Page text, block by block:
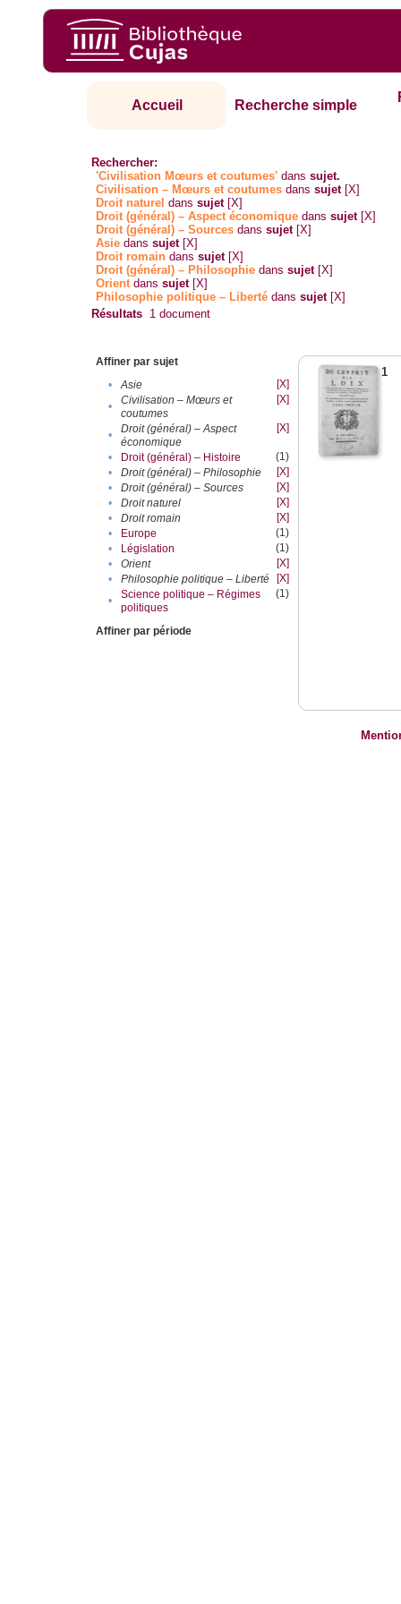
Accueil Recherche simple
Rechercher:
'Civilisation Mœurs et coutumes' danssujet.
Civilisation – Mœurs et coutumes danssujet [X]
Droit naturel danssujet [X]
Droit (général) – Aspect économique danssujet [X]
Droit (général) – Sources danssujet [X]
Asie danssujet [X]
Droit romain danssujet [X]
Droit (général) – Philosophie danssujet [X]
Orientdanssujet [X]
Philosophie politique – Liberté danssujet [X]
Résultats 1 document
Affiner par sujet
•
Asie
[X]
•
Civilisation – Mœurs et
coutumes
[X]
•
Droit (général) – Aspect
économique
[X]
• Droit (général) – Histoire
(1)
•
Droit (général) – Philosophie
[X]
•
Droit (général) – Sources
[X]
•
Droit naturel
[X]
•
Droit romain
[X]
•
Europe
(1)
•
Législation
(1)
•
Orient
[X]
•
Philosophie politique – Liberté
[X]
•
Science politique – Régimes
politiques
(1)
Affiner par période
1